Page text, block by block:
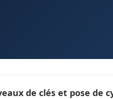
de clés et pose de